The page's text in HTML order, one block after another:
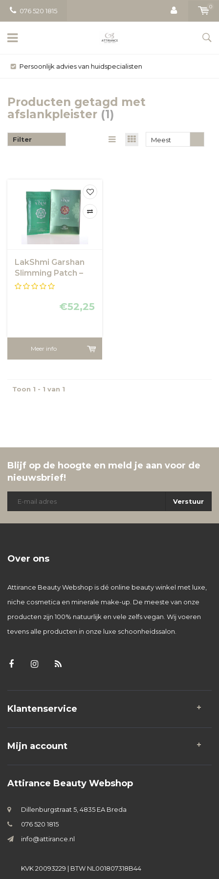
076 520 1815
0
Gratis bezorging vanaf € 50
Producten getagd met
afslankpleister (1)
Filter
Meest
LakShmi Garshan
Slimming Patch –
30 stuks
€52,25
Meer info
Toon 1 - 1 van 1
Blijf op de hoogte en meld je aan voor de
nieuwsbrief!
Verstuur
Over ons
Attirance Beauty Webshop is dé online beauty winkel met luxe,
niche cosmetica en minerale make-up. De meeste van onze
producten zijn 100% natuurlijk en vele zelfs vegan. Wij voeren
tevens alle producten in onze luxe schoonheidssalon.
Klantenservice
Mijn account
Attirance Beauty Webshop
Dillenburgstraat 5, 4835 EA Breda
076 520 1815
info@attirance.nl
KVK 20093229 | BTW NL001807318B44